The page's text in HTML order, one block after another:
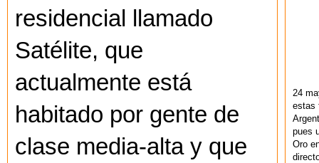
residencial llamado
Satélite, que
actualmente está
habitado por gente de
clase media-alta y que
24
estas
pues
Oro